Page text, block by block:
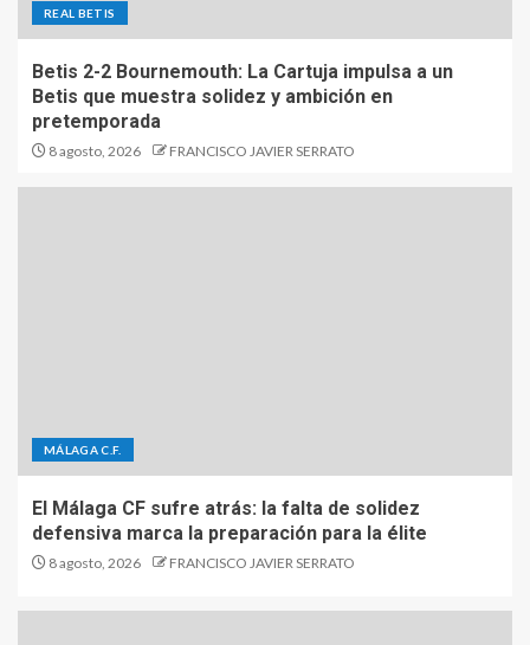
REAL BETIS
Betis 2-2 Bournemouth: La Cartuja impulsa a un
Betis que muestra solidez y ambición en
pretemporada
8 agosto, 2026 FRANCISCO JAVIER SERRATO
MÁLAGA C.F.
El Málaga CF sufre atrás: la falta de solidez
defensiva marca la preparación para la élite
8 agosto, 2026 FRANCISCO JAVIER SERRATO